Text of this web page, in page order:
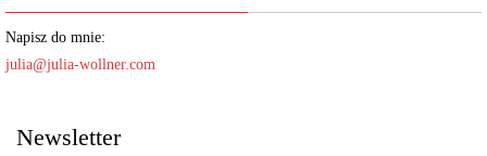
Napisz do mnie:
julia@julia-wollner.com
Newsletter